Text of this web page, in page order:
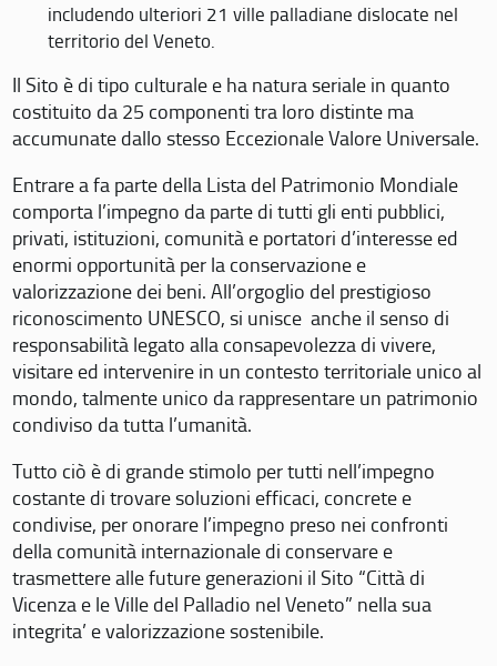
includendo ulteriori 21 ville palladiane dislocate nel
territorio del Veneto.
Il Sito è di tipo culturale e ha natura seriale in quanto
costituito da 25 componenti tra loro distinte ma
accumunate dallo stesso Eccezionale Valore Universale.
Entrare a fa parte della Lista del Patrimonio Mondiale
comporta l’impegno da parte di tutti gli enti pubblici,
privati, istituzioni, comunità e portatori d’interesse ed
enormi opportunità per la conservazione e
valorizzazione dei beni. All’orgoglio del prestigioso
riconoscimento UNESCO, si unisce anche il senso di
responsabilità legato alla consapevolezza di vivere,
visitare ed intervenire in un contesto territoriale unico al
mondo, talmente unico da rappresentare un patrimonio
condiviso da tutta l’umanità.
Tutto ciò è di grande stimolo per tutti nell’impegno
costante di trovare soluzioni efficaci, concrete e
condivise, per onorare l’impegno preso nei confronti
della comunità internazionale di conservare e
trasmettere alle future generazioni il Sito “Città di
Vicenza e le Ville del Palladio nel Veneto” nella sua
integrita’ e valorizzazione sostenibile.